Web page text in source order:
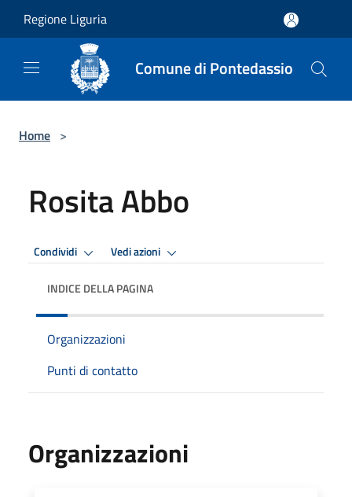
Regione Liguria
Comune di Pontedassio
Home >
Rosita Abbo
Condividi Vedi azioni
INDICE DELLA PAGINA
Organizzazioni
Punti di contatto
Organizzazioni